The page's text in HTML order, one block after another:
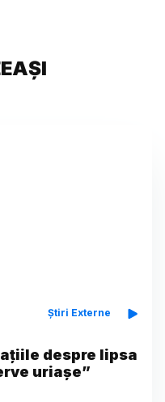
Știri Externe
despre lipsa
uriașe”